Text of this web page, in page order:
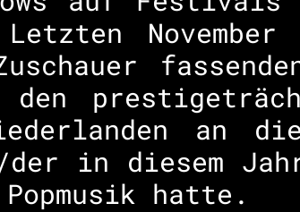
den
an
in diesem
hatte.